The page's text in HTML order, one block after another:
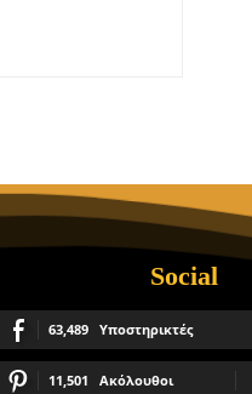
Social
63,489 Υποστηρικτές
11,501 Ακόλουθοι